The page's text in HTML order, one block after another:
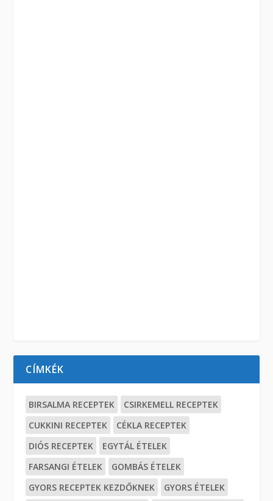
CÍMKÉK
BIRSALMA RECEPTEK
CSIRKEMELL RECEPTEK
CUKKINI RECEPTEK
CÉKLA RECEPTEK
DIÓS RECEPTEK
EGYTÁL ÉTELEK
FARSANGI ÉTELEK
GOMBÁS ÉTELEK
GYORS RECEPTEK KEZDŐKNEK
GYORS ÉTELEK